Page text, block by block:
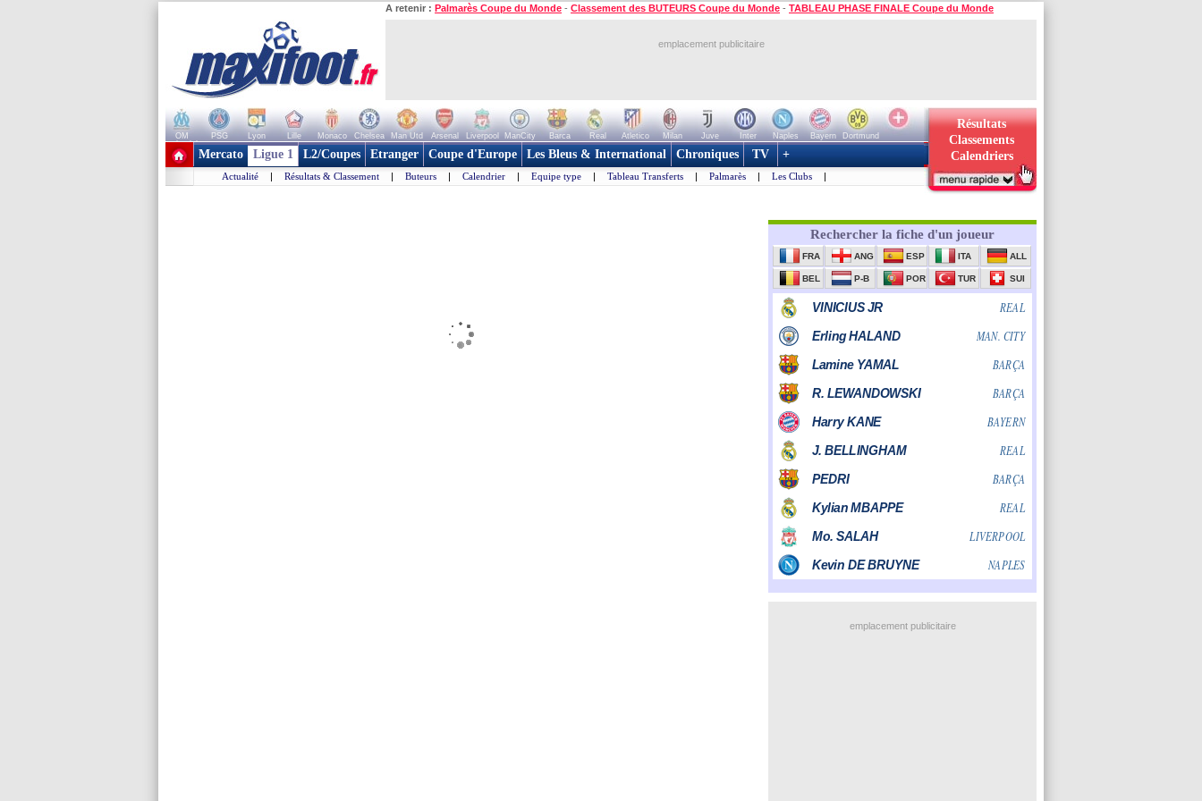
A retenir : Palmarès Coupe du Monde - Classement des BUTEURS Coupe du Monde - TABLEAU PHASE FINALE Coupe du Monde
emplacement publicitaire
OM PSG Lyon Lille Monaco Chelsea Man Utd Arsenal Liverpool ManCity Barca Real Atletico Milan Juve Inter Naples Bayern
Dortmund
+ de clubs
Résultats
Classements
Calendriers
Mercato Ligue 1 L2/Coupes Etranger Coupe d'Europe Les Bleus & International Chroniques TV +
Actualité | Résultats & Classement | Buteurs | Calendrier | Equipe type | Tableau Transferts | Palmarès | Les Clubs |
emplacement publicitaire